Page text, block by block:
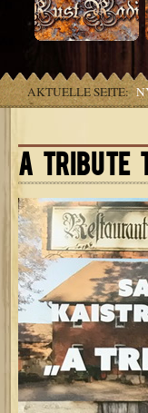
AKTUELLE SEITE:
A TRIBUTE